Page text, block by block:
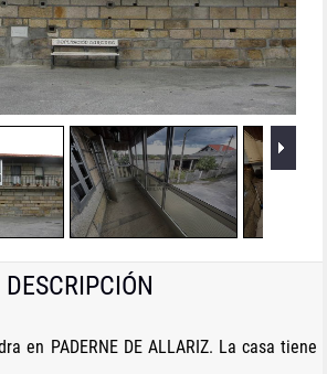
DESCRIPCIÓN
en PADERNE DE ALLARIZ. La casa tiene